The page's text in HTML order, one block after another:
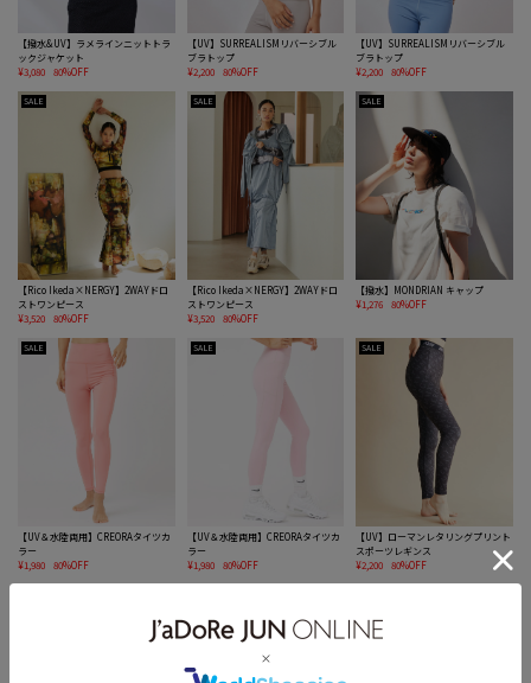
【撥水&UV】ラメラインニットトラ
ックジャケット
¥3,080
80%OFF
【UV】SURREALISMリバーシブル
ブラトップ
¥2,200
80%OFF
【UV】SURREALISMリバーシブル
ブラトップ
¥2,200
80%OFF
SALE
【Rico Ikeda×NERGY】2WAYドロ
ストワンピース
¥3,520
80%OFF
SALE
【Rico Ikeda×NERGY】2WAYドロ
ストワンピース
¥3,520
80%OFF
SALE
【撥水】MONDRIAN キャップ
¥1,276
80%OFF
SALE
【UV＆水陸両用】CREORAタイツカ
ラー
¥1,980
80%OFF
SALE
【UV＆水陸両用】CREORAタイツカ
ラー
¥1,980
80%OFF
SALE
【UV】ローマンレタリングプリント
スポーツレギンス
¥2,200
80%OFF